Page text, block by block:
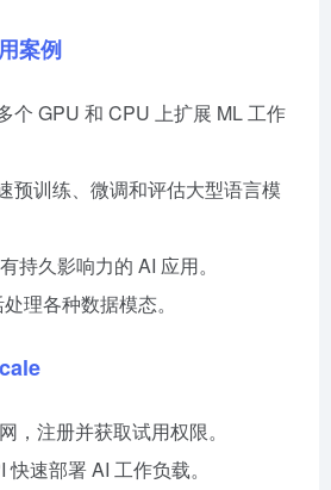
案例
个 GPU 和 CPU 上扩展 ML 工作
预训练、微调和评估大型语言模
持久影响力的 AI 应用。
理各种数据模态。
，注册并获取试用权限。
速部署 AI 工作负载。